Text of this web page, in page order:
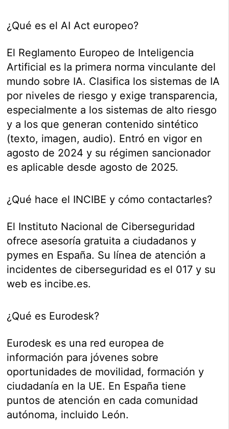
¿Qué es el AI Act europeo?
El Reglamento Europeo de Inteligencia
Artificial es la primera norma vinculante del
mundo sobre IA. Clasifica los sistemas de IA
por niveles de riesgo y exige transparencia,
especialmente a los sistemas de alto riesgo
y a los que generan contenido sintético
(texto, imagen, audio). Entró en vigor en
agosto de 2024 y su régimen sancionador
es aplicable desde agosto de 2025.
¿Qué hace el INCIBE y cómo contactarles?
El Instituto Nacional de Ciberseguridad
ofrece asesoría gratuita a ciudadanos y
pymes en España. Su línea de atención a
incidentes de ciberseguridad es el 017 y su
web es incibe.es.
¿Qué es Eurodesk?
Eurodesk es una red europea de
información para jóvenes sobre
oportunidades de movilidad, formación y
ciudadanía en la UE. En España tiene
puntos de atención en cada comunidad
autónoma, incluido León.